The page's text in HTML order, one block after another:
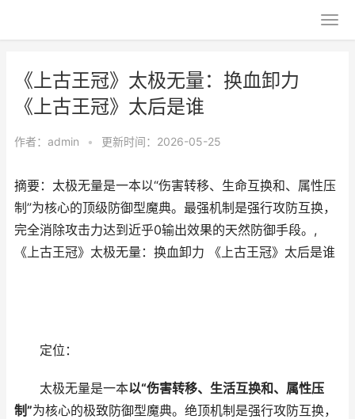
《上古王冠》太极无量：换血卸力
《上古王冠》太后是谁
作者： admin • 更新时间：2026-05-25
摘要：太极无量是一本以“伤害转移、生命互换和、属性压
制”为核心的顶级防御型魔典。最强机制是强行攻防互换，
完全消除攻击力达到近乎0输出效果的天然防御手段。,
《上古王冠》太极无量：换血卸力 《上古王冠》太后是谁
定位：
太极无量是一本以“伤害转移、生活互换和、属性压
制”为核心的极致防御型魔典。绝顶机制是强行攻防互换，